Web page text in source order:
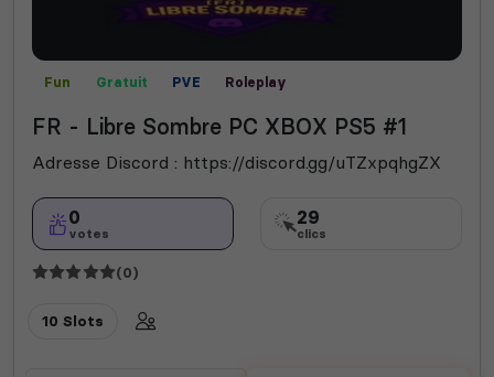
Fun Gratuit PVE Roleplay
FR - Libre Sombre PC XBOX PS5 #1
Adresse Discord : https://discord.gg/uTZxpqhgZX
0
votes
29
clics
(0)
10 Slots